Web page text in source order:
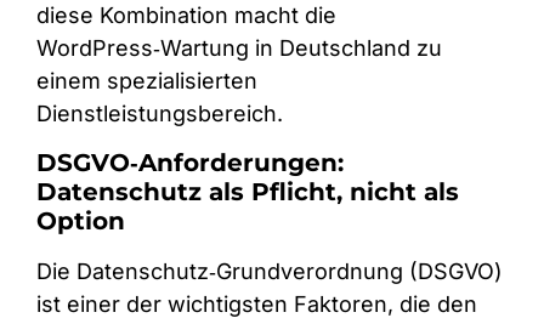
diese Kombination macht die
WordPress‑Wartung in Deutschland zu
einem spezialisierten
Dienstleistungsbereich.
DSGVO‑Anforderungen:
Datenschutz als Pflicht, nicht als
Option
Die Datenschutz‑Grundverordnung (DSGVO)
ist einer der wichtigsten Faktoren, die den